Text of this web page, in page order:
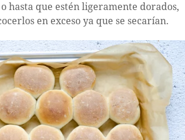
hasta que estén ligeramente dorados,
en exceso ya que se secarían.